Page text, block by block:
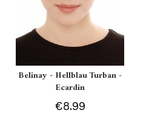
Belinay - Hellblau Turban -
Ecardin
€8.99